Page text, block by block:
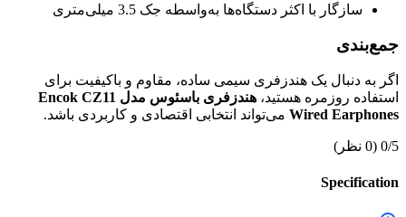
سازگار با اکثر دستگاه‌ها به‌واسطه جک 3.5 میلی‌متری
جمع‌بندی
اگر به دنبال یک هندزفری سیمی ساده، مقاوم و باکیفیت برای
استفاده روزمره هستید،
هندزفری باسئوس مدل Encok CZ11
Wired Earphones می‌تواند انتخابی اقتصادی و کاربردی باشد.
0/5 (0 نظر)
Specification